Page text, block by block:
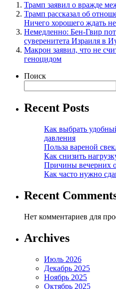
Трамп заявил о вражде
Трамп рассказал об
Ничего хорошего ждать
Немедленно: Бен-Гвир
суверенитета Израиля в
Макрон заявил, что не
геноцидом
Поиск
Recent Posts
Как выбрать
давления
Польза вареной
Как снизить
Причины вечерних
Как часто нужно
Recent
Нет комментариев для
Archives
Июль 2026
Декабрь 2025
Ноябрь 2025
Октябрь 2025